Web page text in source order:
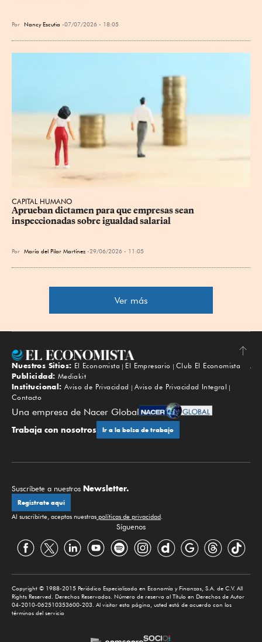
Por Nancy Escutia 07/07/2026 - 18:05
CAPITAL HUMANO
Aprueban dictamen para que empresas sean
inspeccionadas sobre igualdad salarial
Por María del Pilar Martínez 29/06/2026 - 11:05
Ver más
Subir
Nuestros Sitios: El Economista El Empresario
Club El Economista
Publicidad: Mediakit
Institucional: Aviso de Privacidad
Aviso de Privacidad Integral
Contacto
Una empresa de Nacer Global
Trabaja con nosotros Ir a la bolsa de trabajo
Suscríbete a nuestros Newsletter.
Regístrate aquí
Al suscribirte, aceptas nuestras políticas de privacidad.
Síguenos
Copyright © 1988-2015 Periódico Especializado en Economía y Finanzas, S.A. de C.V. All
Rights Reserved. Derechos Reservados. Número de reserva al Título en Derechos de Autor
04-2010-062510353600-203. Al visitar esta página, usted está de acuerdo con los
términos del servicio